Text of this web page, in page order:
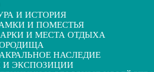
И ИСТОРИЯ
И ПОМЕСТЬЯ
И МЕСТА ОТДЫХА
НАСЛЕДИЕ
И ЭКСПОЗИЦИИ